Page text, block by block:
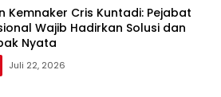
Kemnaker Cris Kuntadi: Pejabat
Wajib Hadirkan Solusi dan
Nyata
Juli 22, 2026